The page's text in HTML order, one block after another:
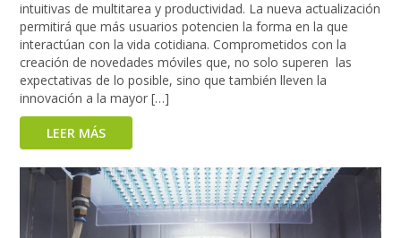
intuitivas de multitarea y productividad. La nueva actualización
permitirá que más usuarios potencien la forma en la que
interactúan con la vida cotidiana. Comprometidos con la
creación de novedades móviles que, no solo superen las
expectativas de lo posible, sino que también lleven la
innovación a la mayor […]
LEER MÁS